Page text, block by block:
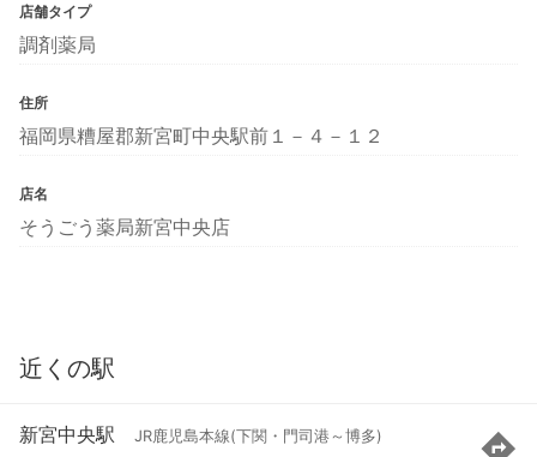
店舗タイプ
調剤薬局
住所
福岡県糟屋郡新宮町中央駅前１－４－１２
店名
そうごう薬局新宮中央店
近くの駅
新宮中央駅 JR鹿児島本線(下関・門司港～博多)